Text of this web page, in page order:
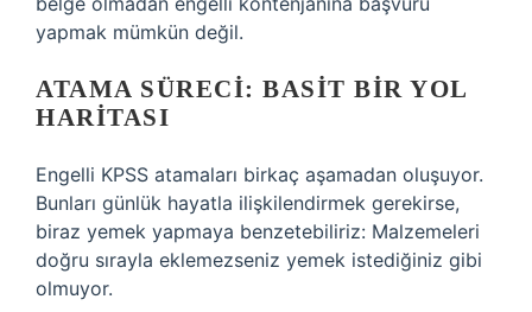
yapmak mümkün değil.
ATAMA SÜRECI: BASIT BIR YOL
HARITASI
Engelli KPSS atamaları birkaç aşamadan oluşuyor.
Bunları günlük hayatla ilişkilendirmek gerekirse,
biraz yemek yapmaya benzetebiliriz: Malzemeleri
doğru sırayla eklemezseniz yemek istediğiniz gibi
olmuyor.